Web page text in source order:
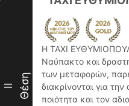
II Θέση
Η TAXI
Ναύπακτο και
των μεταφορών,
διακρίνονται για την
ποιότητα και τον